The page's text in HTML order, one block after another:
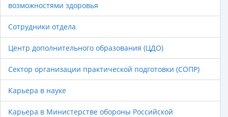
возможностями здоровья
Сотрудники отдела
Центр дополнительного образования (ЦДО)
Сектор организации практической подготовки (СОПР)
Карьера в науке
Карьера в Министерстве обороны Российской